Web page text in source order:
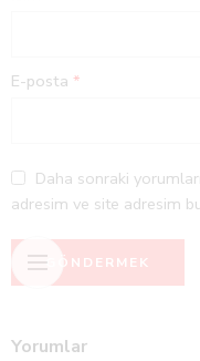
E-posta *
Daha sonraki
adresim ve site adresim
Yorumlar